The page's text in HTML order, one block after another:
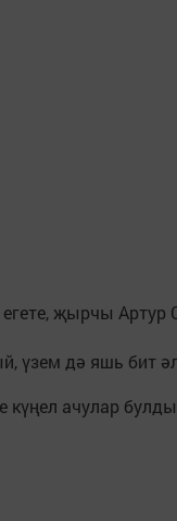
җырчы
үзем дә яшь бит
күңел ачулар